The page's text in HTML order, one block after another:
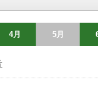
4月 5月